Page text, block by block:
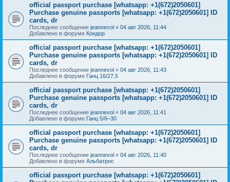
official passport purchase [whatsapp: +1(672)2050601]
Purchase genuine passports [whatsapp: +1(672)2050601] ID
cards, dr
Последнее сообщение jeannevol « 04 авг 2026, 11:44
Добавлено в форуме Кондор
official passport purchase [whatsapp: +1(672)2050601]
Purchase genuine passports [whatsapp: +1(672)2050601] ID
cards, dr
Последнее сообщение jeannevol « 04 авг 2026, 11:43
Добавлено в форуме Ганц 16/27,5
official passport purchase [whatsapp: +1(672)2050601]
Purchase genuine passports [whatsapp: +1(672)2050601] ID
cards, dr
Последнее сообщение jeannevol « 04 авг 2026, 11:41
Добавлено в форуме Ганц 5/6–30
official passport purchase [whatsapp: +1(672)2050601]
Purchase genuine passports [whatsapp: +1(672)2050601] ID
cards, dr
Последнее сообщение jeannevol « 04 авг 2026, 11:40
Добавлено в форуме Альбатрос
official passport purchase [whatsapp: +1(672)2050601]